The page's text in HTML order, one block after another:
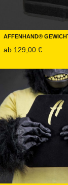
Affenhand®
ab 129,00 €